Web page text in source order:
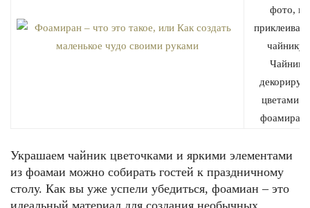
фото, и
чайнику.
Чайник
цветами
Украшаем чайник цветочками и яркими элементами
из фоамаи можно собирать гостей к праздничному
столу. Как вы уже успели убедиться, фоамиан – это
идеальный материал для создания необычных